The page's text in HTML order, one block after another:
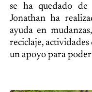
se ha quedado
Jonathan ha
ayuda en
reciclaje,
un apoyo para